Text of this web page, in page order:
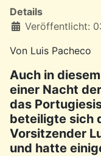
Details
Veröffentlicht:
Von Luis Pacheco
Auch in
einer Nacht
das
beteiligte sich
Vorsitzender
und hatte